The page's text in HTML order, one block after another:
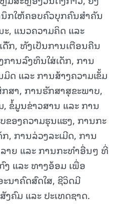
ກໃຫ້ຄອບຄົວບຸກຄົນສໍາຄັນ
, ແນວຄວາມຄິດ ແລະ
ກ, ທັງເປັນການເຕືອນຄືນ
ານລົງທຶນໃສ່ເດັກ, ການ
ດ ແລະ ການສ້າງຄວາມເຂັ້ມ
ສາ, ການຮັກສາສຸຂະພາບ,
, ຂໍ້ມູນຂ່າວສານ ແລະ ການ
ອງຄວາມຮຸນແຮງ, ການກະ
, ການລ່ວງລະເມີດ, ການ
າຍ ແລະ ການກະທຳອື່ນໆ ທີ່
ແລະ ທາງອ້ອມ ເພື່ອ
ນາຄົດສົດໃສ, ຊີວິດມີ
ຄົມ ແລະ ປະເທດຊາດ.